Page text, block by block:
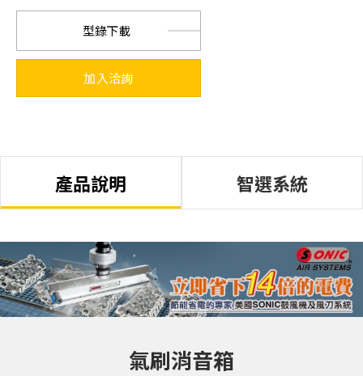
型錄下載
加入洽詢
產品說明 智選系統
氣刷消音箱